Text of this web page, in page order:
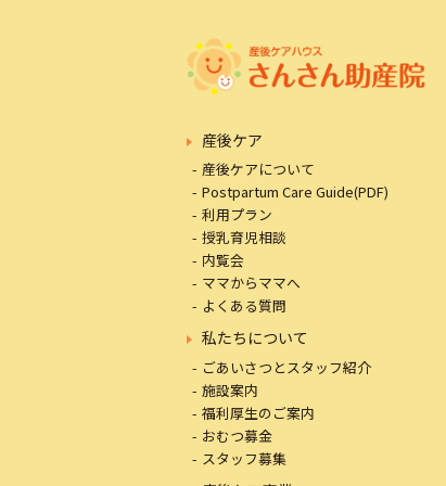
産後ケア
産後ケアについて
Postpartum Care Guide(PDF)
利用プラン
授乳育児相談
内覧会
ママからママへ
よくある質問
私たちについて
ごあいさつとスタッフ紹介
施設案内
福利厚生のご案内
おむつ募金
スタッフ募集